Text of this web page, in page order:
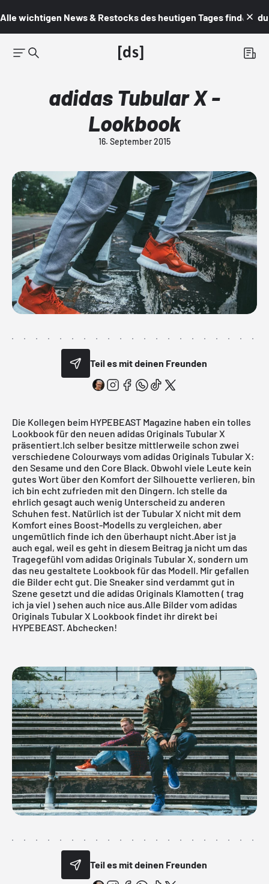
Alle wichtigen News & Restocks des heutigen Tages findest du
adidas Tubular X -
Lookbook
16. September 2015
Teil es mit deinen Freunden
Die Kollegen beim HYPEBEAST Magazine haben ein tolles
Lookbook für den neuen adidas Originals Tubular X
präsentiert.Ich selber besitze mittlerweile schon zwei
verschiedene Colourways vom adidas Originals Tubular X:
den Sesame und den Core Black. Obwohl viele Leute kein
gutes Wort über den Komfort der Silhouette verlieren, bin
ich bin echt zufrieden mit den Dingern. Ich stelle da
ehrlich gesagt auch wenig Unterscheid zu anderen
Schuhen fest. Natürlich ist derTubularX nicht mit dem
Komfort eines Boost-Modells zu vergleichen, aber
ungemütlich finde ich den überhaupt nicht.Aber ist ja
auch egal, weil es geht in diesem Beitrag ja nicht um das
Tragegefühl vom adidas Originals Tubular X, sondern um
das neu gestaltete Lookbook für das Modell. Mir gefallen
die Bilder echt gut. Die Sneaker sind verdammt gut in
Szene gesetzt und die adidas Originals Klamotten ( trag
ich ja viel ) sehen auch nice aus.Alle Bilder vom adidas
Originals Tubular X Lookbook findet ihr direkt bei
HYPEBEAST. Abchecken!
Teil es mit deinen Freunden